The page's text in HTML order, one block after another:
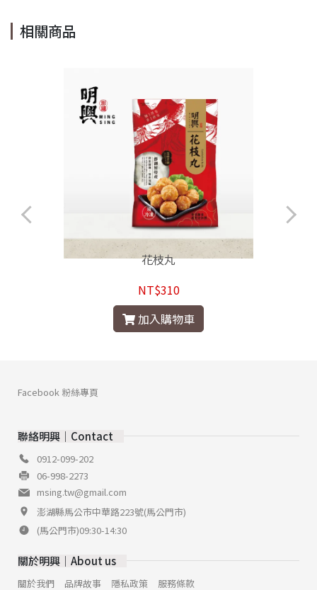
相關商品
花枝丸
NT$310
加入購物車
聯絡明興│Contact
0912-099-202
06-998-2273
msing.tw@gmail.com
澎湖縣馬公市中華路223號(馬公門市)
(馬公門市)09:30-14:30
關於明興│About us
關於我們 品牌故事 隱私政策 服務條款
Facebook 粉絲專頁